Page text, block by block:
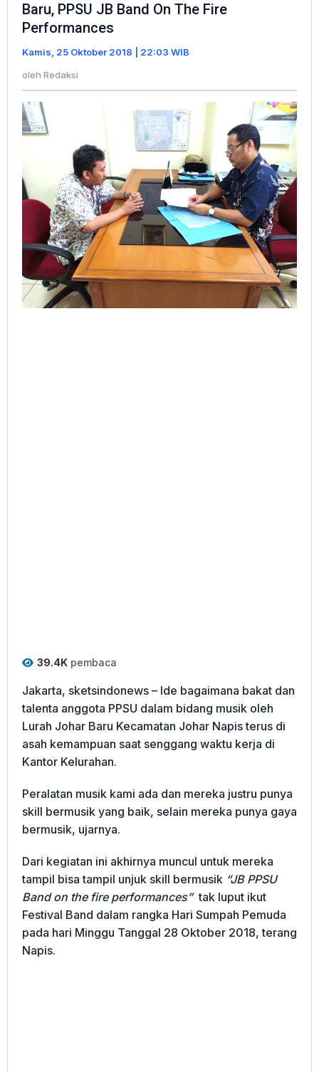
Pemuda
Baru,
JB
Band
On
The
Fire
Performances
Baru, PPSU JB Band On The Fire
Performances
Kamis, 25 Oktober 2018 | 22:03 WIB
oleh Redaksi
39.4K pembaca
Jakarta, sketsindonews – Ide bagaimana bakat dan
talenta anggota PPSU dalam bidang musik oleh
Lurah Johar Baru Kecamatan Johar Napis terus di
asah kemampuan saat senggang waktu kerja di
Kantor Kelurahan.
Peralatan musik kami ada dan mereka justru punya
skill bermusik yang baik, selain mereka punya gaya
bermusik, ujarnya.
Dari kegiatan ini akhirnya muncul untuk mereka
tampil bisa tampil unjuk skill bermusik “JB PPSU
Band on the fire performances” tak luput ikut
Festival Band dalam rangka Hari Sumpah Pemuda
pada hari Minggu Tanggal 28 Oktober 2018, terang
Napis.